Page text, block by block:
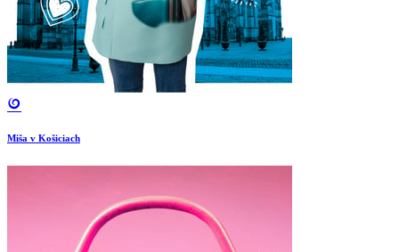
Miša v Košiciach